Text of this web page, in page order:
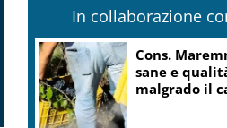
In collaborazione
Cons.
sane e
malgrado il